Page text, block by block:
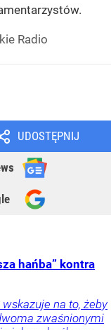
Radio
UDOSTĘPNIJ
hańba” kontra
na to, żeby
zwaśnionymi